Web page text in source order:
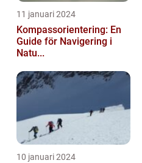
11 januari 2024
Kompassorientering: En
Guide för Navigering i
Natu...
10 januari 2024